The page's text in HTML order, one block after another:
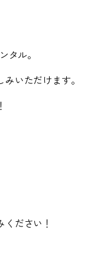
タル。
いただけます。
ださい！